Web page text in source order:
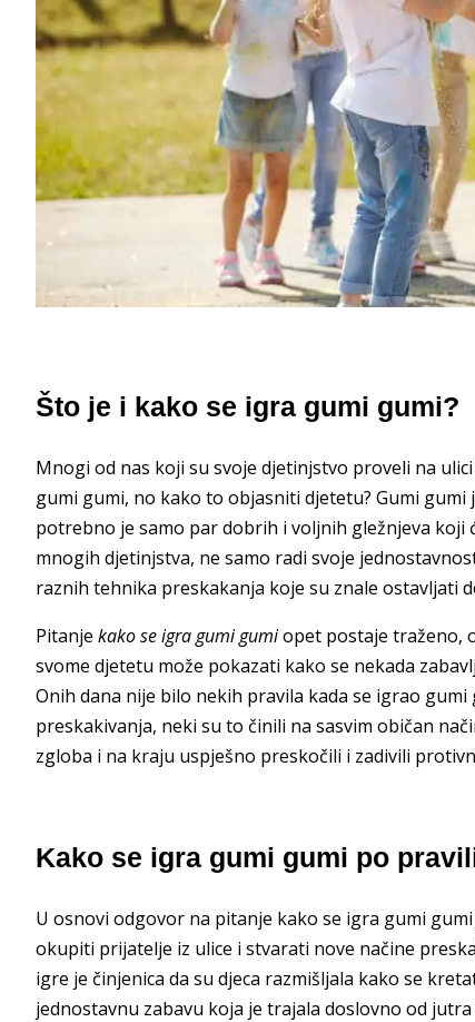
Što je i kako se igra gumi gumi?
Mnogi od nas koji su svoje djetinjstvo proveli na
gumi gumi, no kako to objasniti djetetu? Gumi
potrebno je samo par dobrih i voljnih gležnjeva koji
mnogih djetinjstva, ne samo radi svoje
raznih tehnika preskakanja koje su znale ostavljati
Pitanje kako se igra gumi gumiopet postaje traženo,
svome djetetu može pokazati kako se nekada
Onih dana nije bilo nekih pravila kada se igrao
preskakivanja, neki su to činili na sasvim običan
zgloba i na kraju uspješno preskočili i zadivili
Kako se igra gumi gumi po
U osnovi odgovor na pitanje kako se igra gumi
okupiti prijatelje iz ulice i stvarati nove načine
igre je činjenica da su djeca razmišljala kako se
jednostavnu zabavu koja je trajala doslovno od